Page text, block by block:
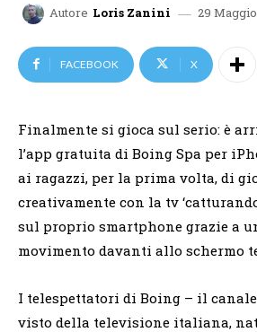
Autore Loris Zanini 29 Maggio
FACEBOOK X
Finalmente si gioca sul serio: è
l’app gratuita di Boing Spa per
ai ragazzi, per la prima volta, di
creativamente con la tv
sul proprio smartphone grazie a
movimento davanti allo schermo
I telespettatori di Boing – il
visto della televisione italiana,